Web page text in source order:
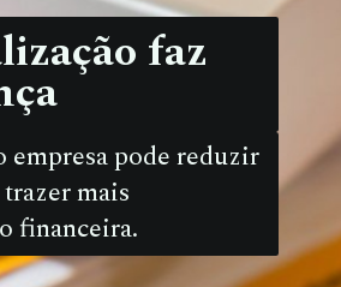
faz
empresa pode reduzir
mais
financeira.